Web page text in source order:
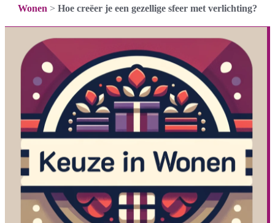
Wonen > Hoe creëer je een gezellige sfeer met verlichting?